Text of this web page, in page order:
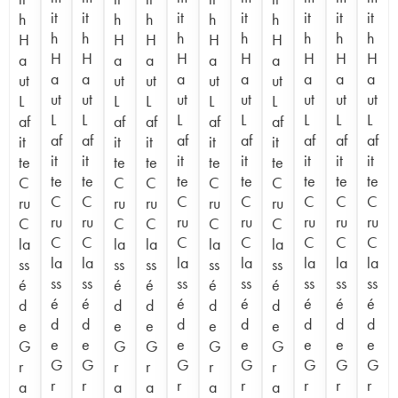
h
H
a
ut
L
af
it
te
C
ru
C
la
ss
é
d
e
G
r
a
it
h
H
a
ut
L
af
it
te
C
ru
C
la
ss
é
d
e
G
r
it
h
H
a
ut
L
af
it
te
C
ru
C
la
ss
é
d
e
G
r
h
H
a
ut
L
af
it
te
C
ru
C
la
ss
é
d
e
G
r
a
h
H
a
ut
L
af
it
te
C
ru
C
la
ss
é
d
e
G
r
a
it
h
H
a
ut
L
af
it
te
C
ru
C
la
ss
é
d
e
G
r
h
H
a
ut
L
af
it
te
C
ru
C
la
ss
é
d
e
G
r
a
it
h
H
a
ut
L
af
it
te
C
ru
C
la
ss
é
d
e
G
r
h
H
a
ut
L
af
it
te
C
ru
C
la
ss
é
d
e
G
r
a
it
h
H
a
ut
L
af
it
te
C
ru
C
la
ss
é
d
e
G
r
it
h
H
a
ut
L
af
it
te
C
ru
C
la
ss
é
d
e
G
r
it
h
H
a
ut
L
af
it
te
C
ru
C
la
ss
é
d
e
G
r